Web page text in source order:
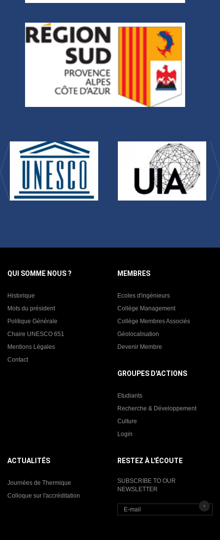
QUI SOMME NOUS ?
Historique
Mots du président
Politique Générale
Chaire UNESCO 651
Mentions Légales
Contact
MEMBRES
Ecoles d'ingénieurs
Collège Management
Collège Membres Associés
Géolocalisation
Devenir Membre
GROUPES D'ACTIONS
Etudiants
Recherche & Développement
Culture
Login
ACTUALITÉS
Journées de Thermique
Colloque sur l'accréditation
RESTEZ À L'ÉCOUTE
SUBSCRIBE TO OUR
NEWSLETTER